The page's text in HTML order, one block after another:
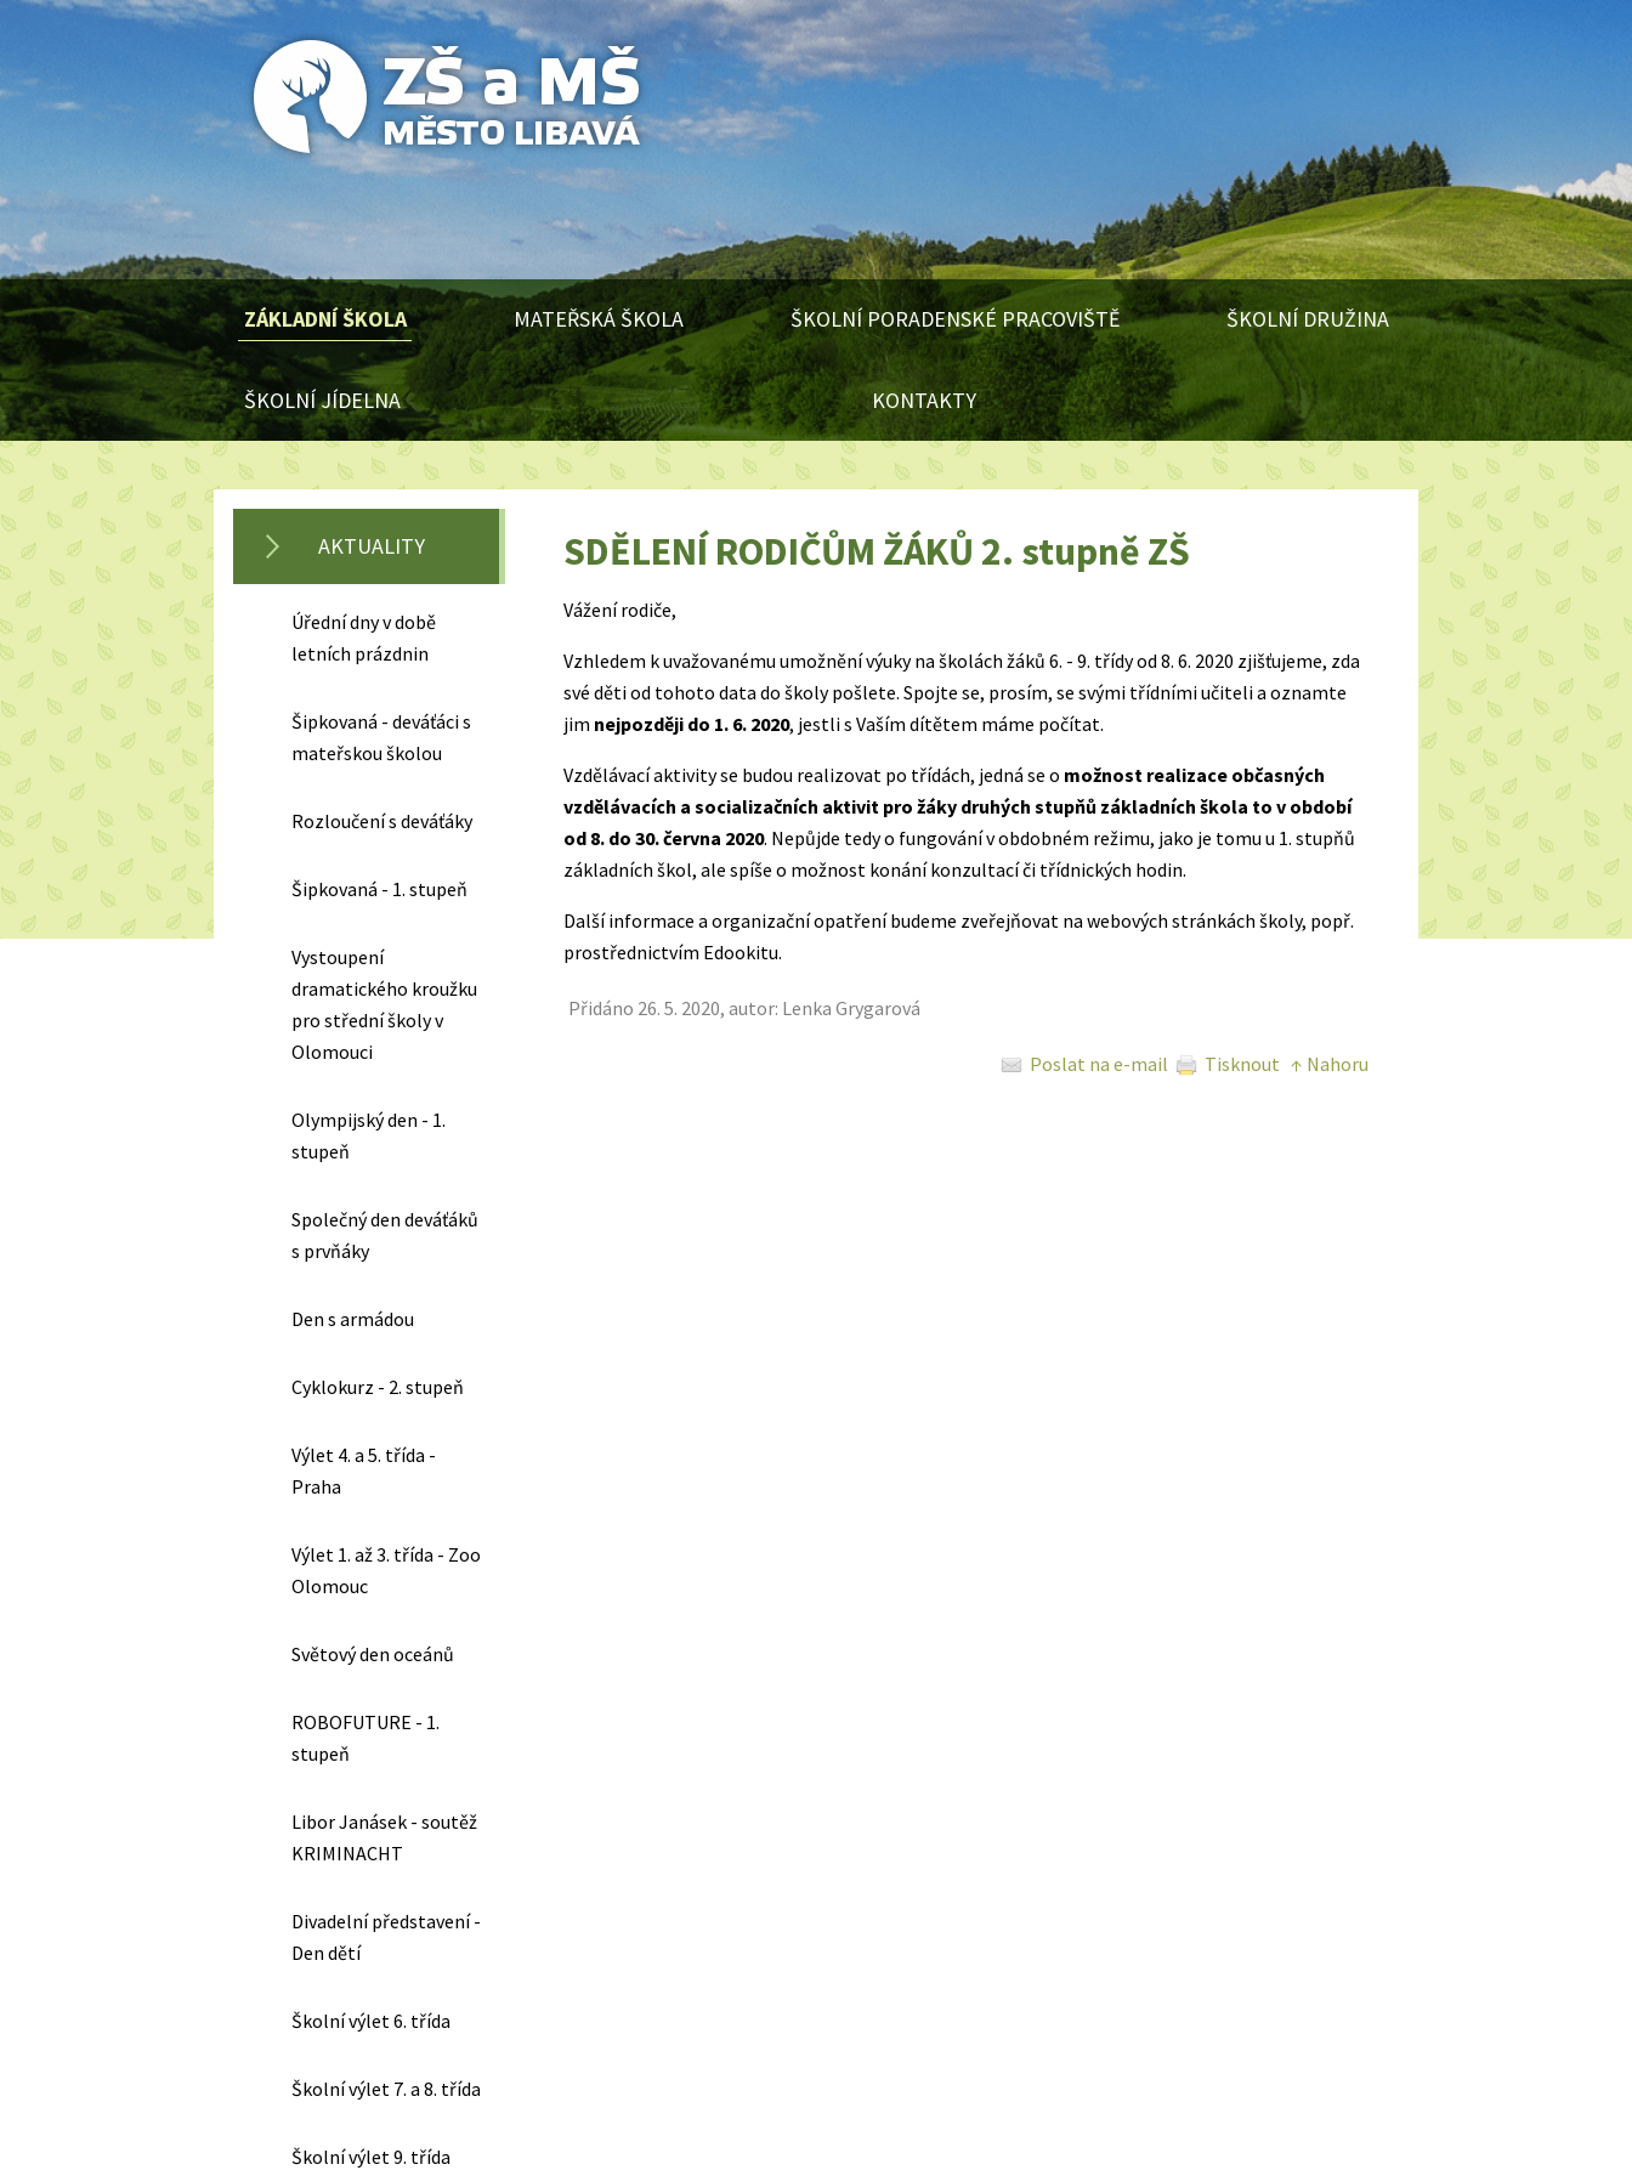
ZÁKLADNÍ ŠKOLA MATEŘSKÁ ŠKOLA ŠKOLNÍ PORADENSKÉ PRACOVIŠTĚ ŠKOLNÍ DRUŽINA
ŠKOLNÍ JÍDELNA KONTAKTY
SDĚLENÍ RODIČŮM ŽÁKŮ 2. stupně ZŠ
Vážení rodiče,
Vzhledem k uvažovanému umožnění výuky na školách žáků 6. - 9. třídy od 8. 6. 2020 zjišťujeme, zda
své děti od tohoto data do školy pošlete. Spojte se, prosím, se svými třídními učiteli a oznamte
jim nejpozději do 1. 6. 2020, jestli s Vaším dítětem máme počítat.
Vzdělávací aktivity se budou realizovat po třídách, jedná se o možnost realizace občasných
vzdělávacích a socializačních aktivit pro žáky druhých stupňů základních škola to v období
od 8. do 30. června 2020. Nepůjde tedy o fungování v obdobném režimu, jako je tomu u 1. stupňů
základních škol, ale spíše o možnost konání konzultací či třídnických hodin.
Další informace a organizační opatření budeme zveřejňovat na webových stránkách školy, popř.
prostřednictvím Edookitu.
Přidáno 26. 5. 2020, autor: Lenka Grygarová
Poslat na e-mail Tisknout ↑ Nahoru
AKTUALITY
Úřední dny v době
letních prázdnin
Šipkovaná - deváťáci s
mateřskou školou
Rozloučení s deváťáky
Šipkovaná - 1. stupeň
Vystoupení
dramatického kroužku
pro střední školy v
Olomouci
Olympijský den - 1.
stupeň
Společný den deváťáků
s prvňáky
Den s armádou
Cyklokurz - 2. stupeň
Výlet 4. a 5. třída -
Praha
Výlet 1. až 3. třída - Zoo
Olomouc
Světový den oceánů
ROBOFUTURE - 1.
stupeň
Libor Janásek - soutěž
KRIMINACHT
Divadelní představení -
Den dětí
Školní výlet 6. třída
Školní výlet 7. a 8. třída
Školní výlet 9. třída